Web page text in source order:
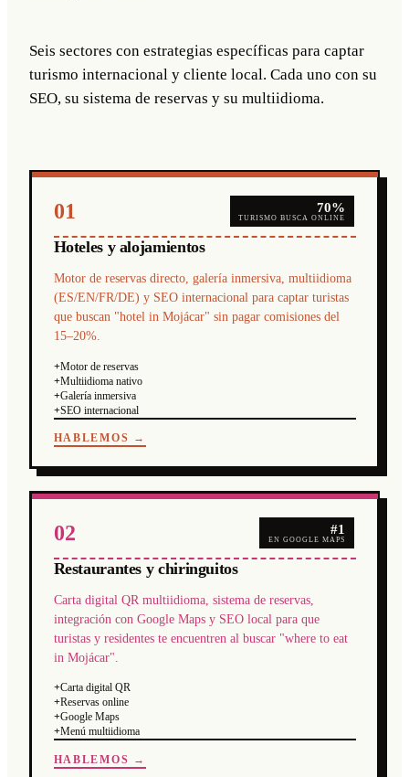
Seis sectores con estrategias específicas para captar
turismo internacional y cliente local. Cada uno con su
SEO, su sistema de reservas y su multiidioma.
01 70%
TURISMO BUSCA ONLINE
Hoteles y alojamientos
Motor de reservas directo, galería inmersiva, multiidioma
(ES/EN/FR/DE) y SEO internacional para captar turistas
que buscan "hotel in Mojácar" sin pagar comisiones del
15–20%.
+Motor de reservas
+Multiidioma nativo
+Galería inmersiva
+SEO internacional
HABLEMOS →
02 #1
EN GOOGLE MAPS
Restaurantes y chiringuitos
Carta digital QR multiidioma, sistema de reservas,
integración con Google Maps y SEO local para que
turistas y residentes te encuentren al buscar "where to eat
in Mojácar".
+Carta digital QR
+Reservas online
+Google Maps
+Menú multiidioma
HABLEMOS →